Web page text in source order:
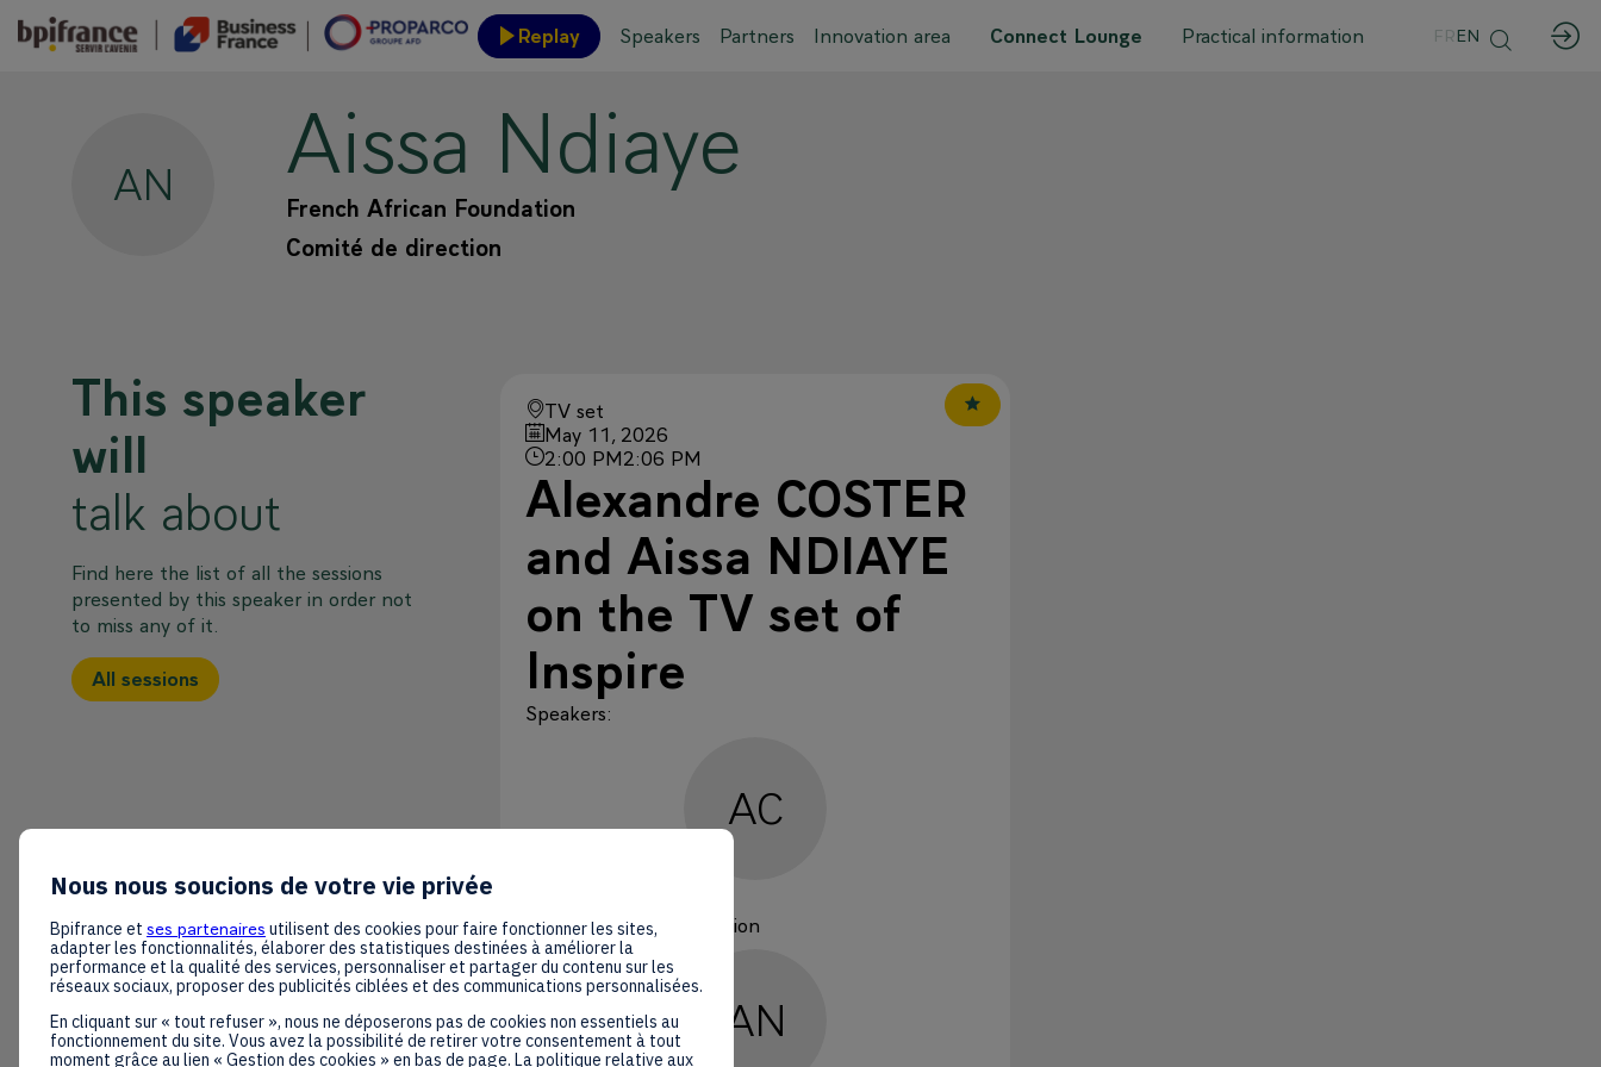
Replay Speakers Partners Innovation area Connect Lounge Practical information
Event site map
FREN
AN Aissa Ndiaye
French African Foundation
Comité de direction
This speaker
will
talk about
Find here the list of all the sessions
presented by this speaker in order not
to miss any of it.
All sessions
TV set
May 11, 2026
2:00 PM2:06 PM
Alexandre COSTER
and Aissa NDIAYE
on the TV set of
Inspire
Speakers:
AC
French African Foundation
AN
Nous nous soucions de votre vie privée
Bpifrance et ses partenaires utilisent des cookies pour faire fonctionner les sites,
adapter les fonctionnalités, élaborer des statistiques destinées à améliorer la
performance et la qualité des services, personnaliser et partager du contenu sur les
réseaux sociaux, proposer des publicités ciblées et des communications personnalisées.
En cliquant sur « tout refuser », nous ne déposerons pas de cookies non essentiels au
fonctionnement du site. Vous avez la possibilité de retirer votre consentement à tout
moment grâce au lien « Gestion des cookies » en bas de page. La politique relative aux